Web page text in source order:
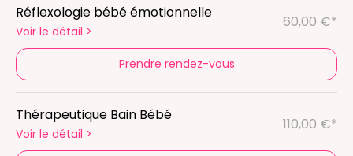
Réflexologie bébé émotionnelle
Voir le détail >
60,00 €*
Prendre rendez-vous
Thérapeutique Bain Bébé
Voir le détail >
110,00 €*